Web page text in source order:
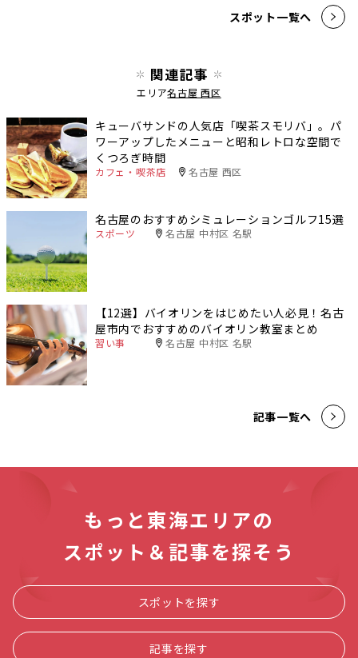
スポット一覧へ
関連記事
エリア名古屋 西区
キューバサンドの人気店「喫茶スモリバ」。パ
ワーアップしたメニューと昭和レトロな空間で
くつろぎ時間
カフェ・喫茶店 名古屋 西区
名古屋のおすすめシミュレーションゴルフ15選
スポーツ 名古屋 中村区 名駅
【12選】バイオリンをはじめたい人必見！名古
屋市内でおすすめのバイオリン教室まとめ
習い事 名古屋 中村区 名駅
記事一覧へ
もっと東海エリアの
スポット＆記事を探そう
スポットを探す
記事を探す